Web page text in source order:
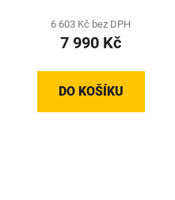
6 603 Kč bez DPH
7 990 Kč
DO KOŠÍKU